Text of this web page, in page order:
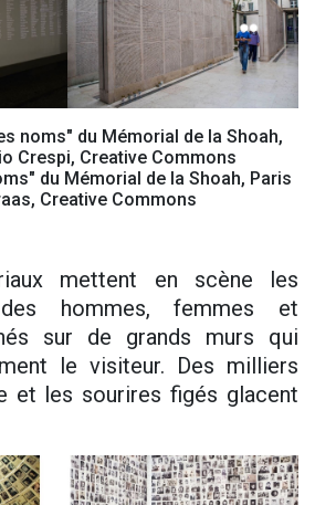
noms" du Mémorial de la Shoah,
Crespi, Creative Commons
du Mémorial de la Shoah, Paris
Creative Commons
mettent en scène les
des hommes, femmes et
sur de grands murs qui
le visiteur. Des milliers
et les sourires figés glacent